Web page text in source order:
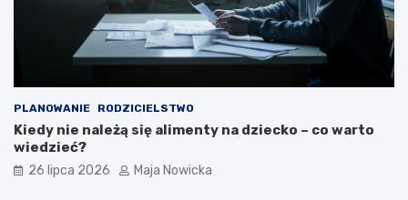
PLANOWANIE RODZICIELSTWO
Kiedy nie należą się alimenty na dziecko – co warto
wiedzieć?
26 lipca 2026 Maja Nowicka